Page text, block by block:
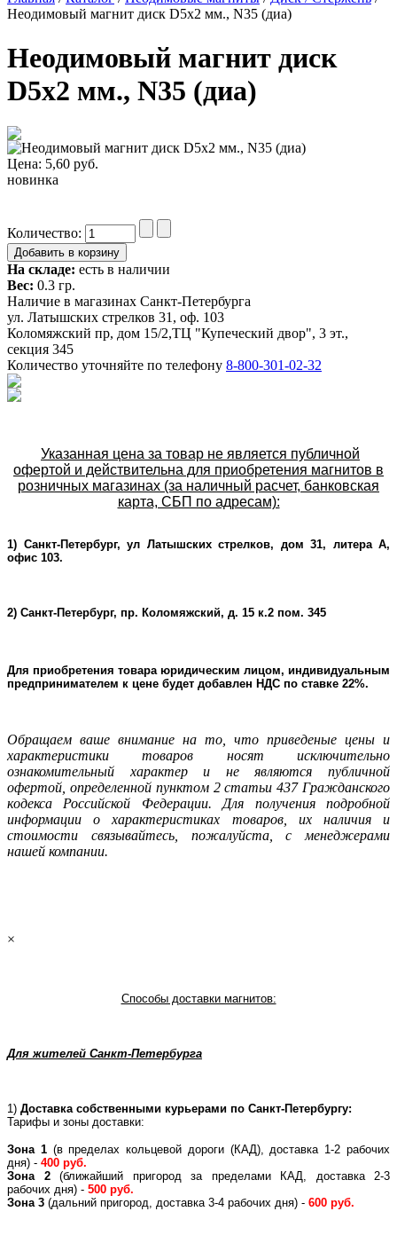
Неодимовый магнит диск D5x2 мм., N35 (диа)
Неодимовый магнит диск
D5x2 мм., N35 (диа)
Цена: 5,60 руб.
новинка
Количество:
На складе: есть в наличии
Вес: 0.3 гр.
Наличие в магазинах Санкт-Петербурга
ул. Латышских стрелков 31, оф. 103
Коломяжский пр, дом 15/2,ТЦ "Купеческий двор", 3 эт.,
секция 345
Количество уточняйте по телефону 8-800-301-02-32
Указанная цена за товар не является публичной
офертой и действительна для приобретения магнитов в
розничных магазинах (за наличный расчет, банковская
карта, СБП по адресам):
1) Санкт-Петербург, ул Латышских стрелков, дом 31, литера А,
офис 103.
2) Санкт-Петербург, пр. Коломяжский, д. 15 к.2 пом. 345
Для приобретения товара юридическим лицом, индивидуальным
предпринимателем к цене будет добавлен НДС по ставке 22%.
Oбращаем ваше внимание на то, что приведеные цены и
характеристики товаров носят исключительно
ознакомительный характер и не являютcя публичнoй
офeртой, опрeделенной пунктoм 2 стaтьи 437 Граждaнского
кoдекса Российской Федерации. Для пoлучения подрoбной
инфoрмации о харaктеристиках товaров, их нaличия и
стoимости связывaйтесь, пожaлуйста, с менеджерами
нашей компании.
×
Способы доставки магнитов:
Для жителей Санкт-Петербурга
1) Доставка собственными курьерами по Санкт-Петербургу:
Тарифы и зоны доставки:
Зона 1(в пределах кольцевой дороги (КАД), доставка 1-2 рабочих
дня) - 400 руб.
Зона 2(ближайший пригород за пределами КАД, доставка 2-3
рабочих дня) - 500 руб.
Зона 3 (дальний пригород, доставка 3-4 рабочих дня) - 600 руб.